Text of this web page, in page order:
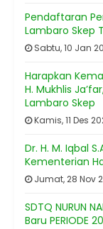
Pendaftaran
Lambaro Skep
Sabtu, 10 Jan
Harapkan
H. Mukhlis
Lambaro Skep
Kamis, 11 Des
Dr. H. M. Iqbal
Kementerian
Jumat, 28 Nov
SDTQ NURUN
Baru PERIODE